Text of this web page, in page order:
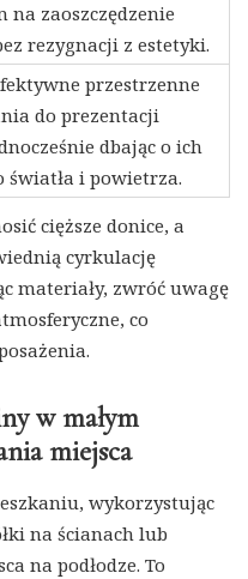
na zaoszczędzenie
rezygnacji z estetyki.
przestrzenne
do prezentacji
dbając o ich
światła i powietrza.
cięższe donice, a
cyrkulację
materiały, zwróć uwagę
co
w małym
miejsca
wykorzystując
na ścianach lub
na podłodze. To